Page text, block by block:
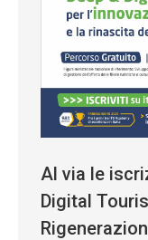
Al via le
Digital